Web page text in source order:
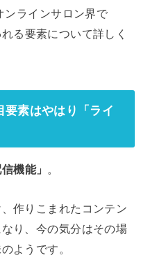
ンラインサロン界で
る要素について詳しく
要素はやはり「ライ
機能」 。
作りこまれたコンテン
り、今の気分はその場
ようです。